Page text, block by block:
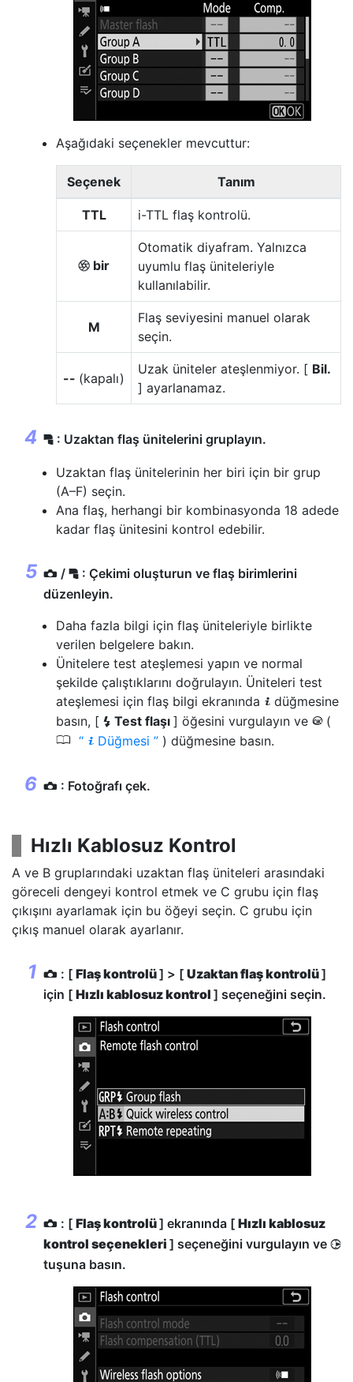
Aşağıdaki seçenekler mevcuttur:
Seçenek Tanım
TTL i-TTL flaş kontrolü.
q bir
Otomatik diyafram. Yalnızca
uyumlu flaş üniteleriyle
kullanılabilir.
M
Flaş seviyesini manuel olarak
seçin.
-- (kapalı)
Uzak üniteler ateşlenmiyor. [ Bil.
] ayarlanamaz.
f : Uzaktan flaş ünitelerini gruplayın.
Uzaktan flaş ünitelerinin her biri için bir grup
(A–F) seçin.
Ana flaş, herhangi bir kombinasyonda 18 adede
kadar flaş ünitesini kontrol edebilir.
C / f : Çekimi oluşturun ve flaş birimlerini
düzenleyin.
Daha fazla bilgi için flaş üniteleriyle birlikte
verilen belgelere bakın.
Ünitelere test ateşlemesi yapın ve normal
şekilde çalıştıklarını doğrulayın. Üniteleri test
ateşlemesi için flaş bilgi ekranında i düğmesine
basın, [ c Test flaşı ] öğesini vurgulayın ve J (
0 i Düğmesi ) düğmesine basın.
C : Fotoğrafı çek.
Hızlı Kablosuz Kontrol
A ve B gruplarındaki uzaktan flaş üniteleri arasındaki
göreceli dengeyi kontrol etmek ve C grubu için flaş
çıkışını ayarlamak için bu öğeyi seçin. C grubu için
çıkış manuel olarak ayarlanır.
C : [ Flaş kontrolü] > [ Uzaktan flaş kontrolü]
için [ Hızlı kablosuz kontrol ] seçeneğini seçin.
C : [ Flaş kontrolü] ekranında [ Hızlı kablosuz
kontrol seçenekleri ] seçeneğini vurgulayın ve 2
tuşuna basın.